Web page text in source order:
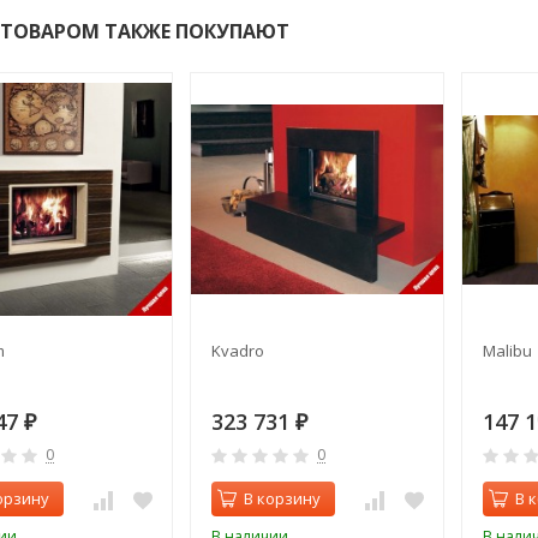
ТАКЖЕ ПОКУПАЮТ
₽
0
Kvadro
323 731 ₽
0
В корзину
Malibu
147
В